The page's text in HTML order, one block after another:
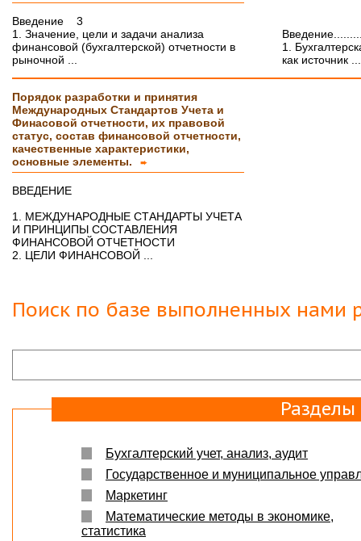
Спасибо большое!!! Очень приятно с Вами
сотрудничать!
Вашим сотрудникам огромное спасибо за
курсовую работу!!! оценили на \5\!))
Буду еще к Вам обращаться!!
СПАСИБО!!!
Вера
07.03.18
Яна
06.10.2017
Большое спасибо Вам и автору!!! Это именно то,
что нужно!!!!!
Спасибо, что ВЫ есть!!!
Введение 3
1. Значение, цели и задачи анализа
финансовой (бухгалтерской) отчетности в
рыночной ...
1.
как источник ...
Порядок разработки и принятия
Международных Стандартов Учета и
Финасовой отчетности, их правовой
статус, состав финансовой отчетности,
качественные характеристики,
основные элементы.
➨
ВВЕДЕНИЕ
1. МЕЖДУНАРОДНЫЕ СТАНДАРТЫ УЧЕТА
И ПРИНЦИПЫ СОСТАВЛЕНИЯ
ФИНАНСОВОЙ ОТЧЕТНОСТИ
2. ЦЕЛИ ФИНАНСОВОЙ ...
Поиск по базе выполненных нами
Бухгалтерский учет, анализ, аудит
Государственное и муниципальное
Маркетинг
Математические методы в экономике,
статистика